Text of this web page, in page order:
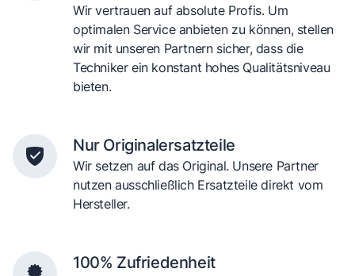
Wir vertrauen auf absolute Profis. Um
optimalen Service anbieten zu können, stellen
wir mit unseren Partnern sicher, dass die
Techniker ein konstant hohes Qualitätsniveau
bieten.
Nur Originalersatzteile
Wir setzen auf das Original. Unsere Partner
nutzen ausschließlich Ersatzteile direkt vom
Hersteller.
100% Zufriedenheit